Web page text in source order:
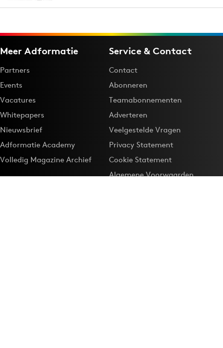
Meer Adformatie
Partners
Events
Vacatures
Whitepapers
Nieuwsbrief
Adformatie Academy
Volledig Magazine Archief
Service & Contact
Contact
Abonneren
Teamabonnementen
Adverteren
Veelgestelde Vragen
Privacy Statement
Cookie Statement
Algemene Voorwaarden